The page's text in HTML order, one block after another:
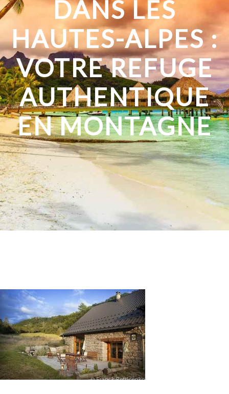
DANS LES
HAUTES-ALPES :
VOTRE REFUGE
AUTHENTIQUE
EN MONTAGNE